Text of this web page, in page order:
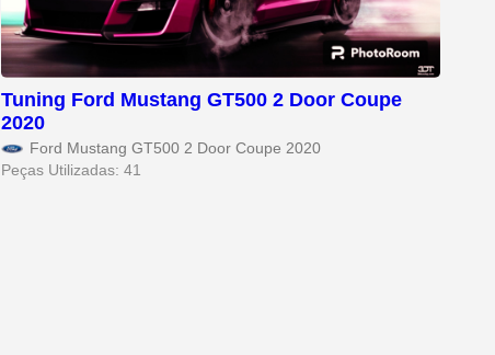
Tuning Ford Mustang GT500 2 Door Coupe
2020
Ford Mustang GT500 2 Door Coupe 2020
Peças Utilizadas: 41